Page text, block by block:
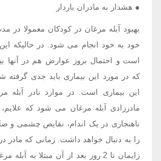
● هشدار به مادران باردار
خود به خود انجام می شود. در حالیکه
است و احتمال بروز عوارض هم در آنها
که در مورد این بیماری باید جدی گرفته
این بیماری است. در موارد نادر آبله
مادرزادی آبله مرغان می شود که
ناهنجاری در یک اندام، نقایص چشمی و
زایمان تا 2 روز بعد از آن مبتلا به